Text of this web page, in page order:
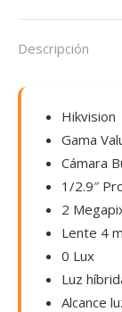
Descripción
Hikvision
Gama
Cámara
1/2.9″
2
Lente 4
0 Lux
Luz
Alcance